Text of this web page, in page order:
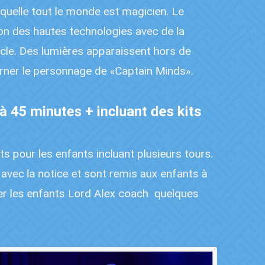
tout le monde est magicien. Le
des hautes technologies avec de la
Des lumières apparaissent hors de
le personnage de «Captain Minds».
45 minutes + incluant des kits
pour les enfants incluant plusieurs tours.
la notice et sont remis aux enfants à
les enfants Lord Alex coach quelques